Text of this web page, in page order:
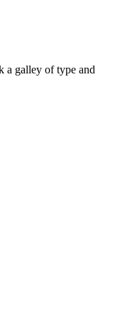
a galley of type and